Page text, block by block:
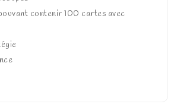
contenir 100 cartes avec